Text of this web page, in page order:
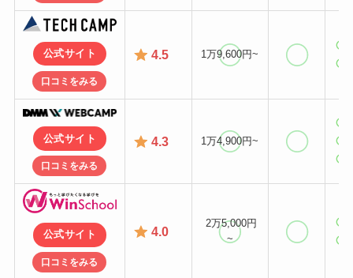
公式サイト
口コミをみる
4.5 1万9,600円~
公式サイト
口コミをみる
4.3 1万4,900円~
公式サイト
口コミをみる
4.0
2万5,000円
~